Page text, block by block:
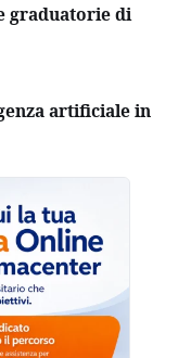
graduatorie di
artificiale in